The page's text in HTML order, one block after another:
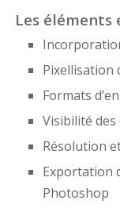
Les éléments
Pixellisation
Formats
Visibilité des
Résolution
Exportation
Photoshop